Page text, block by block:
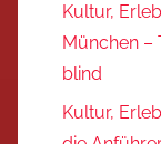
Kultur,
München –
blind
Kultur,